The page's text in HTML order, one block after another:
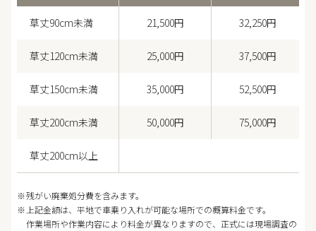
草丈90cm未満 21,500円 32,250円
草丈120cm未満 25,000円 37,500円
草丈150cm未満 35,000円 52,500円
草丈200cm未満 50,000円 75,000円
草丈200cm以上
残がい廃棄処分費を含みます。
上記金額は、平地で車乗り入れが可能な場所での概算料金です。
作業場所や作業内容により料金が異なりますので、正式には現場調査の